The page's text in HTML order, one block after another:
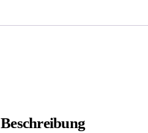
Beschreibung